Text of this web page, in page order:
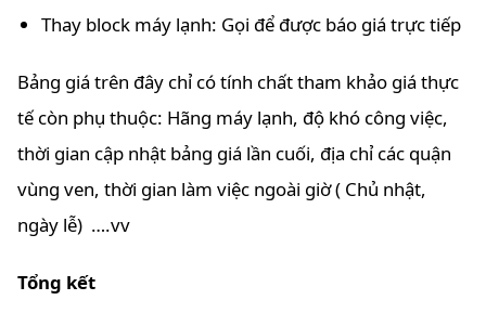
Thay block máy lạnh: Gọi để được báo giá trực tiếp
Bảng giá trên đây chỉ có tính chất tham khảo giá thực
tế còn phụ thuộc: Hãng máy lạnh, độ khó công việc,
thời gian cập nhật bảng giá lần cuối, địa chỉ các quận
vùng ven, thời gian làm việc ngoài giờ ( Chủ nhật,
ngày lễ) ….vv
Tổng kết